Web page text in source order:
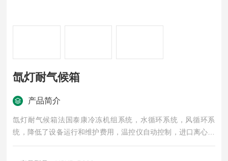
氙灯耐气候箱
产品简介
氙灯耐气候箱法国泰康冷冻机组系统，水循环系统，风循环系
统，降低了设备运行和维护费用，温控仪自动控制，进口离心轴
流风机，提高空气流量、加热能力，大幅改善试验箱温度均匀度